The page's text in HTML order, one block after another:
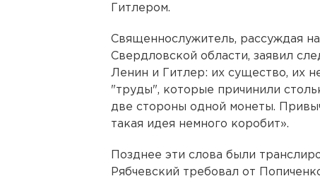
Гитлером.
Священнослужитель, рассуждая
Свердловской области, заявил
Ленин и Гитлер: их существо, их
"труды", которые причинили
две стороны одной монеты.
такая идея немного коробит».
Позднее эти слова были
Рябчевский требовал от